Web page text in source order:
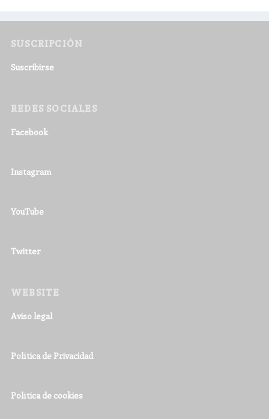
SUSCRIPCIÓN
Suscribirse
REDES SOCIALES
Facebook
Instagram
YouTube
Twitter
WEBSITE
Aviso legal
Política de Privacidad
Política de cookies